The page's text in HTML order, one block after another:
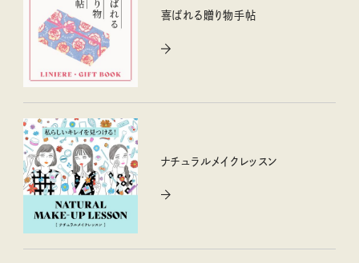
喜ばれる贈り物手帖
ナチュラルメイクレッスン